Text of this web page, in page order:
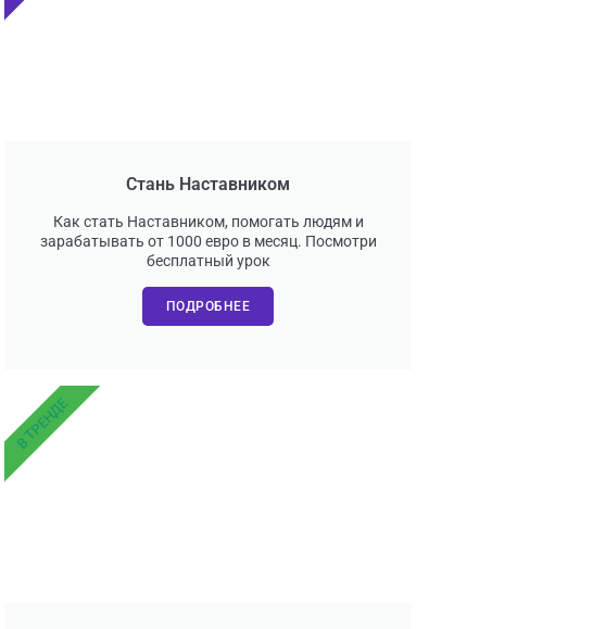
Стань Наставником
Как стать Наставником, помогать людям и
зарабатывать от 1000 евро в месяц. Посмотри
бесплатный урок
ПОДРОБНЕЕ
В ТРЕНДЕ